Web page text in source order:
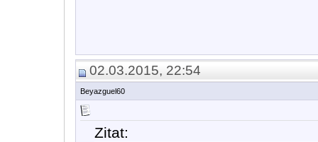
02.03.2015, 22:54
Beyazguel60
Zitat: